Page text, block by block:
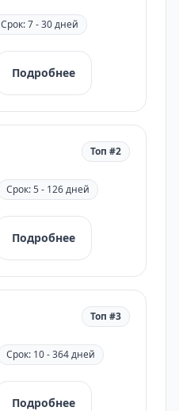
Срок: 7 - 30 дней
Подробнее
Топ #2
Срок: 5 - 126 дней
Подробнее
Топ #3
Срок: 10 - 364 дней
Подробнее